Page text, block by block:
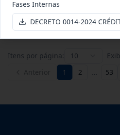
Data:21/07/2026
Itens por página: 10
1 2 … 53
Fases Internas
DECRETO 0014-2024